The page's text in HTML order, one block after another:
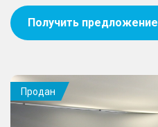
Получить предложение
Продан